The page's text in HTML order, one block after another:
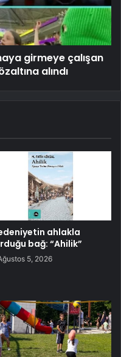
girmeye çalışan
alındı
ahlakla
bağ: “Ahilik”
5, 2026